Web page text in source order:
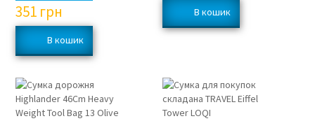
351 грн